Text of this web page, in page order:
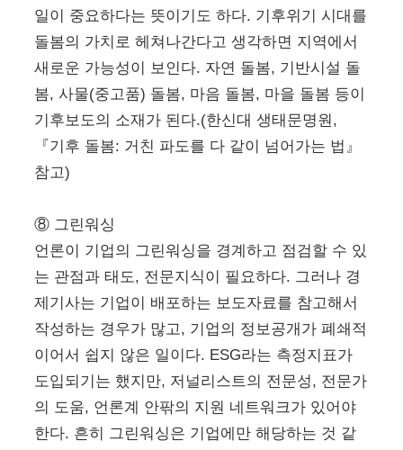
일이 중요하다는 뜻이기도 하다. 기후위기 시대를
돌봄의 가치로 헤쳐나간다고 생각하면 지역에서
새로운 가능성이 보인다. 자연 돌봄, 기반시설 돌
봄, 사물(중고품) 돌봄, 마음 돌봄, 마을 돌봄 등이
기후보도의 소재가 된다.(한신대 생태문명원,
『기후 돌봄: 거친 파도를 다 같이 넘어가는 법』
참고)
⑧ 그린워싱
언론이 기업의 그린워싱을 경계하고 점검할 수 있
는 관점과 태도, 전문지식이 필요하다. 그러나 경
제기사는 기업이 배포하는 보도자료를 참고해서
작성하는 경우가 많고, 기업의 정보공개가 폐쇄적
이어서 쉽지 않은 일이다. ESG라는 측정지표가
도입되기는 했지만, 저널리스트의 전문성, 전문가
의 도움, 언론계 안팎의 지원 네트워크가 있어야
한다. 흔히 그린워싱은 기업에만 해당하는 것 같